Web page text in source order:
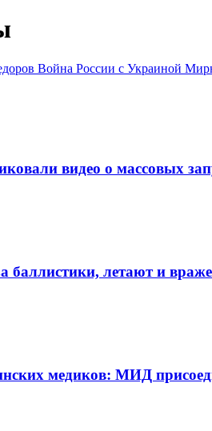
Война России с Украиной
видео о массовых
баллистики, летают и
медиков: МИД